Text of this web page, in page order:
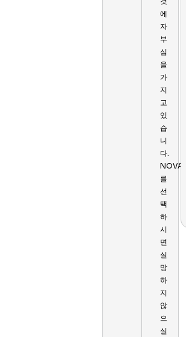
에
자
부
심
을
가
지
고
있
습
니
다.
NOVAE
를
선
택
하
시
면
실
망
하
지
않
으
실